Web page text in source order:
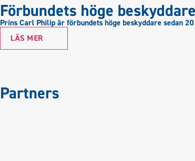
Förbundets höge beskyddare
Prins Carl Philip är förbundets höge beskyddare sedan
LÄS MER
Partners